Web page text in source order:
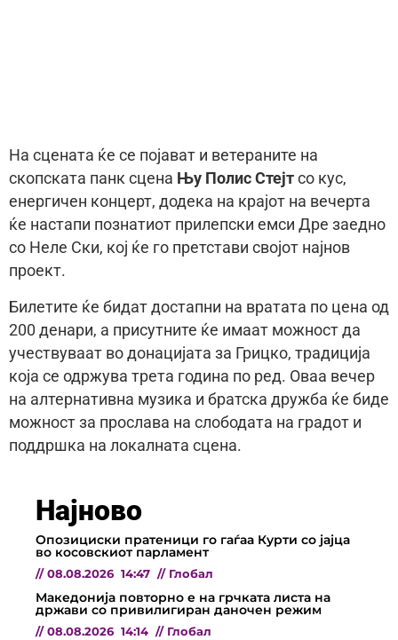
На сцената ќе се појават и ветераните на
скопската панк сцена Њу Полис Стејт со кус,
енергичен концерт, додека на крајот на вечерта
ќе настапи познатиот прилепски емси Дре заедно
со Неле Ски, кој ќе го претстави својот најнов
проект.
Билетите ќе бидат достапни на вратата по цена од
200 денари, а присутните ќе имаат можност да
учествуваат во донацијата за Грицко, традиција
која се одржува третa година по ред. Оваа вечер
на алтернативна музика и братска дружба ќе биде
можност за прослава на слободата на градот и
поддршка на локалната сцена.
Најново
Опозициски пратеници го гаѓаа Курти со јајца
во косовскиот парламент
// 08.08.2026 14:47 // Глобал
Македонија повторно е на грчката листа на
држави со привилигиран даночен режим
// 08.08.2026 14:14 // Глобал